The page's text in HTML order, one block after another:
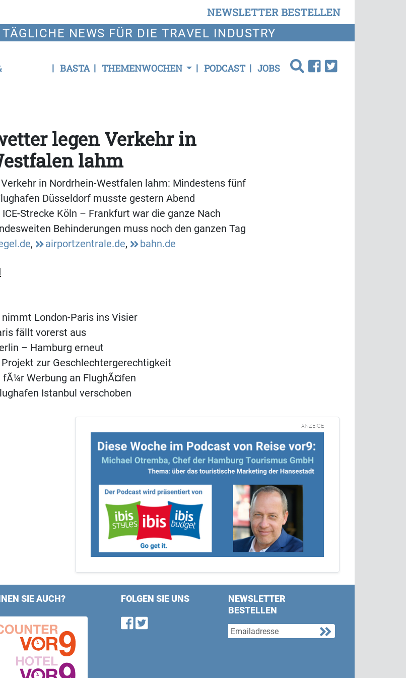
NEWSLETTER BESTELLEN
TÄGLICHE NEWS FÜR DIE TRAVEL INDUSTRY
BASTA THEMENWOCHEN PODCAST JOBS
legen Verkehr in
lahm
in Nordrhein-Westfalen lahm: Mindestens fünf
Düsseldorf musste gestern Abend
Strecke Köln – Frankfurt war die ganze Nach
Behinderungen muss noch den ganzen Tag
, airportzentrale.de, bahn.de
London-Paris ins Visier
fällt vorerst aus
– Hamburg erneut
Projekt zur Geschlechtergerechtigkeit
Werbung an FlughÃ¤fen
Istanbul verschoben
ANZEIGE
SIE AUCH? FOLGEN SIE UNS
Find us on Facebook
Follow us on Twitter
NEWSLETTER
BESTELLEN